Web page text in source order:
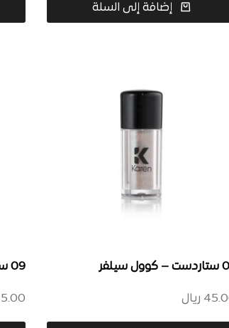
إضافة إلى السلة
سيلفر
ريال
09 ستاردست – براون شو